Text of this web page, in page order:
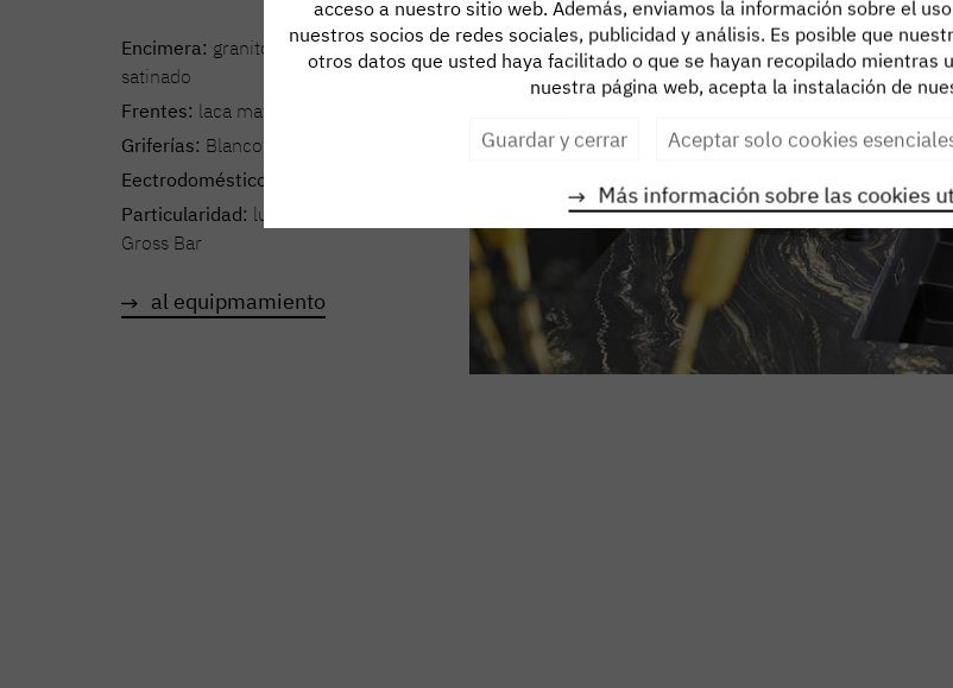
Encimera: granito Tropical Storm
satinado
Frentes: laca mate marrón tierra
Griferías: Blanco
Eectrodomésticos:
Particularidad: luminaria colgante
Gross Bar
al equipmamiento
acceso a nuestro sitio web. Además, enviamos la información sobre el
nuestros socios de redes sociales, publicidad y análisis. Es posible que
otros datos que usted haya facilitado o que se hayan recopilado mientras
nuestra página web, acepta la instalación de
Guardar y cerrar Aceptar solo cookies
Más información sobre las cookies